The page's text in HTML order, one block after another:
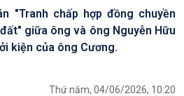
"Tranh chấp hợp đồng chuyền
giữa ông và ông Nguyễn Hữu
kiện của ông Cương.
Thứ năm, 04/06/2026, 10:20